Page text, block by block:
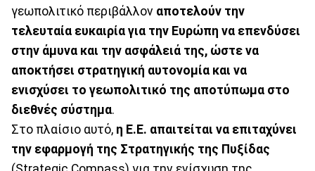
γεωπολιτικό περιβάλλον αποτελούν την
τελευταία ευκαιρία για την Ευρώπη να επενδύσει
στην άμυνα και την ασφάλειά της, ώστε να
αποκτήσει στρατηγική αυτονομία και να
ενισχύσει το γεωπολιτικό της αποτύπωμα στο
διεθνές σύστημα.
Στο πλαίσιο αυτό, η Ε.Ε. απαιτείται να επιταχύνει
την εφαρμογή της Στρατηγικής της Πυξίδας